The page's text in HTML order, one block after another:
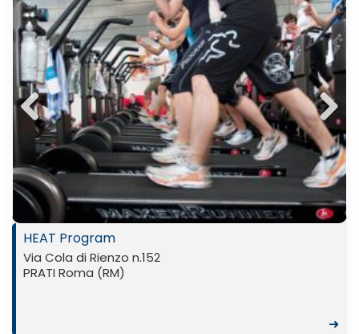
Previ
ous
Next
HEAT Program
Via Cola di Rienzo n.152
PRATI Roma (RM)
➜